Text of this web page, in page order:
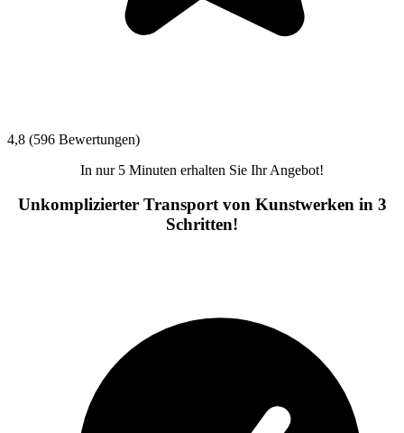
4,8 (596 Bewertungen)
In nur 5 Minuten erhalten Sie Ihr Angebot!
Unkomplizierter Transport von Kunstwerken in 3
Schritten!